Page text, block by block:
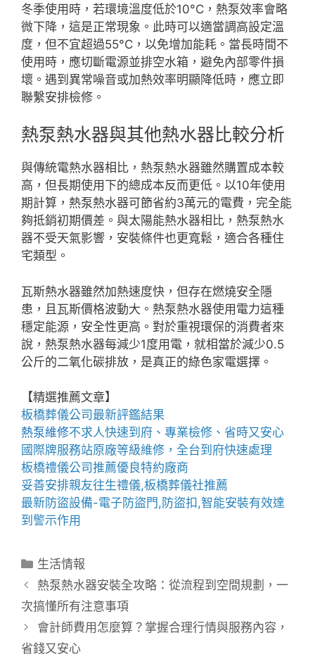
冬季使用時，若環境溫度低於10°C，熱泵效率會略
微下降，這是正常現象。此時可以適當調高設定溫
度，但不宜超過55°C，以免增加能耗。當長時間不
使用時，應切斷電源並排空水箱，避免內部零件損
壞。遇到異常噪音或加熱效率明顯降低時，應立即
聯繫安排檢修。
熱泵熱水器與其他熱水器比較分析
與傳統電熱水器相比，熱泵熱水器雖然購置成本較
高，但長期使用下的總成本反而更低。以10年使用
期計算，熱泵熱水器可節省約3萬元的電費，完全能
夠抵銷初期價差。與太陽能熱水器相比，熱泵熱水
器不受天氣影響，安裝條件也更寬鬆，適合各種住
宅類型。
瓦斯熱水器雖然加熱速度快，但存在燃燒安全隱
患，且瓦斯價格波動大。熱泵熱水器使用電力這種
穩定能源，安全性更高。對於重視環保的消費者來
說，熱泵熱水器每減少1度用電，就相當於減少0.5
公斤的二氧化碳排放，是真正的綠色家電選擇。
【精選推薦文章】
板橋葬儀公司 最新評鑑結果
熱泵維修不求人快速到府、專業檢修、省時又安心
國際牌服務站原廠等級維修，全台到府快速處理
板橋禮儀公司推薦優良特約廠商
妥善安排親友往生禮儀,板橋葬儀社推薦
最新防盜設備-電子防盜門, 防盜扣 ,智能安裝有效達
到警示作用
分
類
生活情報
熱泵熱水器安裝全攻略：從流程到空間規劃，一
次搞懂所有注意事項
會計師費用怎麼算？掌握合理行情與服務內容，
省錢又安心